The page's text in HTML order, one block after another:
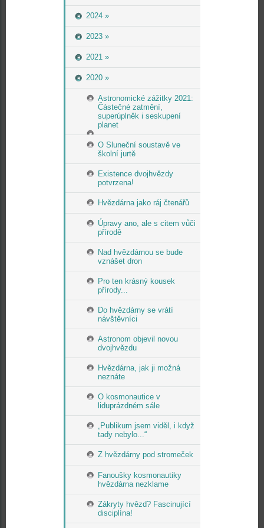
2024 »
2023 »
2021 »
2020 »
Astronomické zážitky 2021:
Částečné zatmění,
superúplněk i seskupení
planet
O Sluneční soustavě ve
školní jurtě
Existence dvojhvězdy
potvrzena!
Hvězdárna jako ráj čtenářů
Úpravy ano, ale s citem vůči
přírodě
Nad hvězdárnou se bude
vznášet dron
Pro ten krásný kousek
přírody...
Do hvězdárny se vrátí
návštěvníci
Astronom objevil novou
dvojhvězdu
Hvězdárna, jak ji možná
neznáte
O kosmonautice v
liduprázdném sále
„Publikum jsem viděl, i když
tady nebylo...“
Z hvězdárny pod stromeček
Fanoušky kosmonautiky
hvězdárna nezklame
Zákryty hvězd? Fascinující
disciplína!